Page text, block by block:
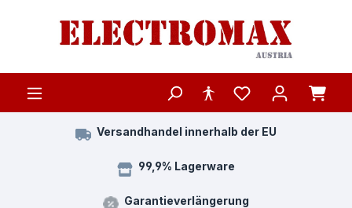
Zum Hauptinhalt springen
Versandhandel innerhalb der EU
99,9% Lagerware
Garantieverlängerung